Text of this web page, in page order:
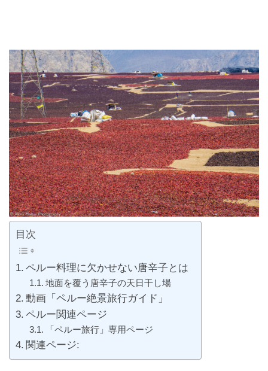
目次
ペルー料理に欠かせない唐辛子とは
地面を覆う唐辛子の天日干し場
動画「ペルー絶景旅行ガイド」
ペルー関連ページ
「ペルー旅行」専用ページ
関連ページ: